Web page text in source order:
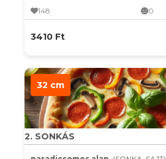
148 0
3410 Ft
32 cm
2. SONKÁS